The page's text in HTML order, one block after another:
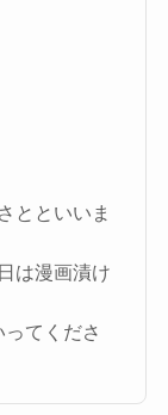
とといいま
は漫画漬け
てくださ